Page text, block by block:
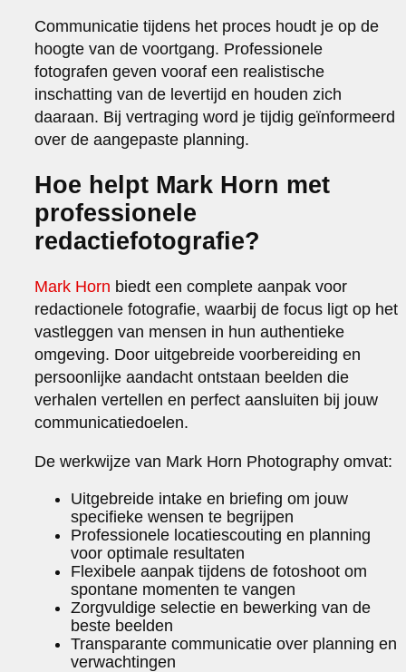
Communicatie tijdens het proces houdt je op de
hoogte van de voortgang. Professionele
fotografen geven vooraf een realistische
inschatting van de levertijd en houden zich
daaraan. Bij vertraging word je tijdig geïnformeerd
over de aangepaste planning.
Hoe helpt Mark Horn met
professionele
redactiefotografie?
Mark Horn biedt een complete aanpak voor
redactionele fotografie, waarbij de focus ligt op het
vastleggen van mensen in hun authentieke
omgeving. Door uitgebreide voorbereiding en
persoonlijke aandacht ontstaan beelden die
verhalen vertellen en perfect aansluiten bij jouw
communicatiedoelen.
De werkwijze van Mark Horn Photography omvat:
Uitgebreide intake en briefing om jouw
specifieke wensen te begrijpen
Professionele locatiescouting en planning
voor optimale resultaten
Flexibele aanpak tijdens de fotoshoot om
spontane momenten te vangen
Zorgvuldige selectie en bewerking van de
beste beelden
Transparante communicatie over planning en
verwachtingen